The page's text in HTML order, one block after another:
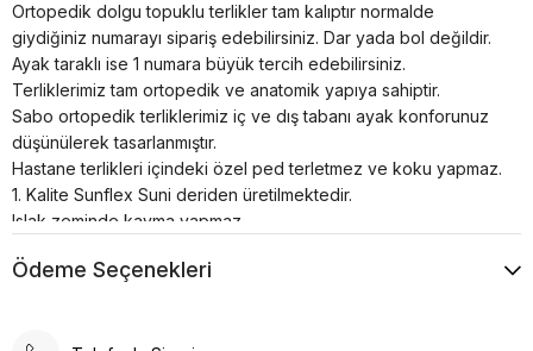
Ortopedik dolgu topuklu terlikler tam kalıptır normalde
giydiğiniz numarayı sipariş edebilirsiniz. Dar yada bol değildir.
Ayak taraklı ise 1 numara büyük tercih edebilirsiniz.
Terliklerimiz tam ortopedik ve anatomik yapıya sahiptir.
Sabo ortopedik terliklerimiz iç ve dış tabanı ayak konforunuz
düşünülerek tasarlanmıştır.
Hastane terlikleri içindeki özel ped terletmez ve koku yapmaz.
1. Kalite Sunflex Suni deriden üretilmektedir.
Islak zeminde kayma yapmaz.
dayanıklı malzemelerden el işçiliği ile özel üretilmiştir.
Ödeme Seçenekleri